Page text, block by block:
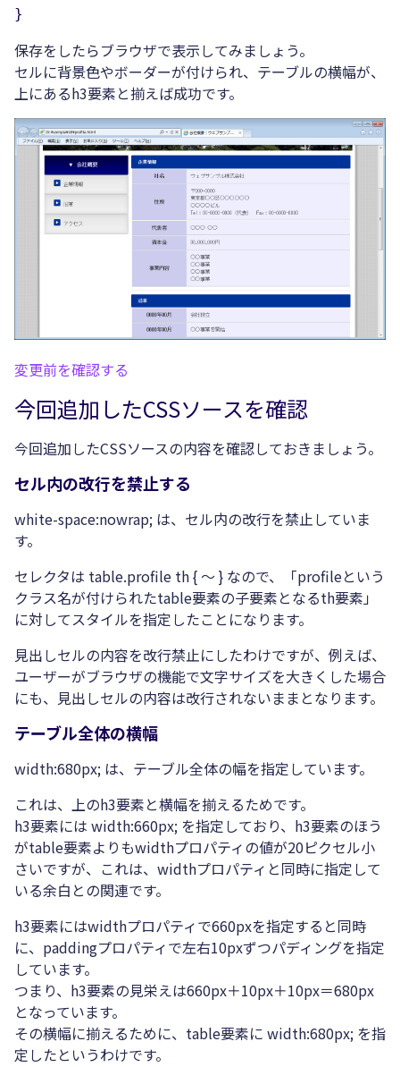
}
保存をしたらブラウザで表示してみましょう。
セルに背景色やボーダーが付けられ、テーブルの横幅が、
上にあるh3要素と揃えば成功です。
変更前を確認する
今回追加したCSSソースを確認
今回追加したCSSソースの内容を確認しておきましょう。
セル内の改行を禁止する
white-space:nowrap; は、セル内の改行を禁止していま
す。
セレクタは table.profile th { ～ } なので、「profileという
クラス名が付けられたtable要素の子要素となるth要素」
に対してスタイルを指定したことになります。
見出しセルの内容を改行禁止にしたわけですが、例えば、
ユーザーがブラウザの機能で文字サイズを大きくした場合
にも、見出しセルの内容は改行されないままとなります。
テーブル全体の横幅
width:680px; は、テーブル全体の幅を指定しています。
これは、上のh3要素と横幅を揃えるためです。
h3要素には width:660px; を指定しており、h3要素のほう
がtable要素よりもwidthプロパティの値が20ピクセル小
さいですが、これは、widthプロパティと同時に指定して
いる余白との関連です。
h3要素にはwidthプロパティで660pxを指定すると同時
に、paddingプロパティで左右10pxずつパディングを指定
しています。
つまり、h3要素の見栄えは660px＋10px＋10px＝680px
となっています。
その横幅に揃えるために、table要素に width:680px; を指
定したというわけです。